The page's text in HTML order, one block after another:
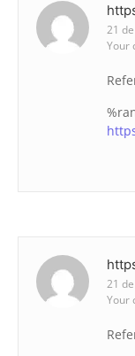
21
Your
21
Your